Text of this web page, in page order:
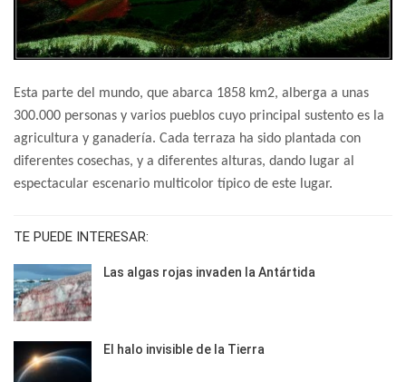
Esta parte del mundo, que abarca 1858 km2, alberga a unas
300.000 personas y varios pueblos cuyo principal sustento es la
agricultura y ganadería. Cada terraza ha sido plantada con
diferentes cosechas, y a diferentes alturas, dando lugar al
espectacular escenario multicolor típico de este lugar.
TE PUEDE INTERESAR:
Las algas rojas invaden la Antártida
El halo invisible de la Tierra